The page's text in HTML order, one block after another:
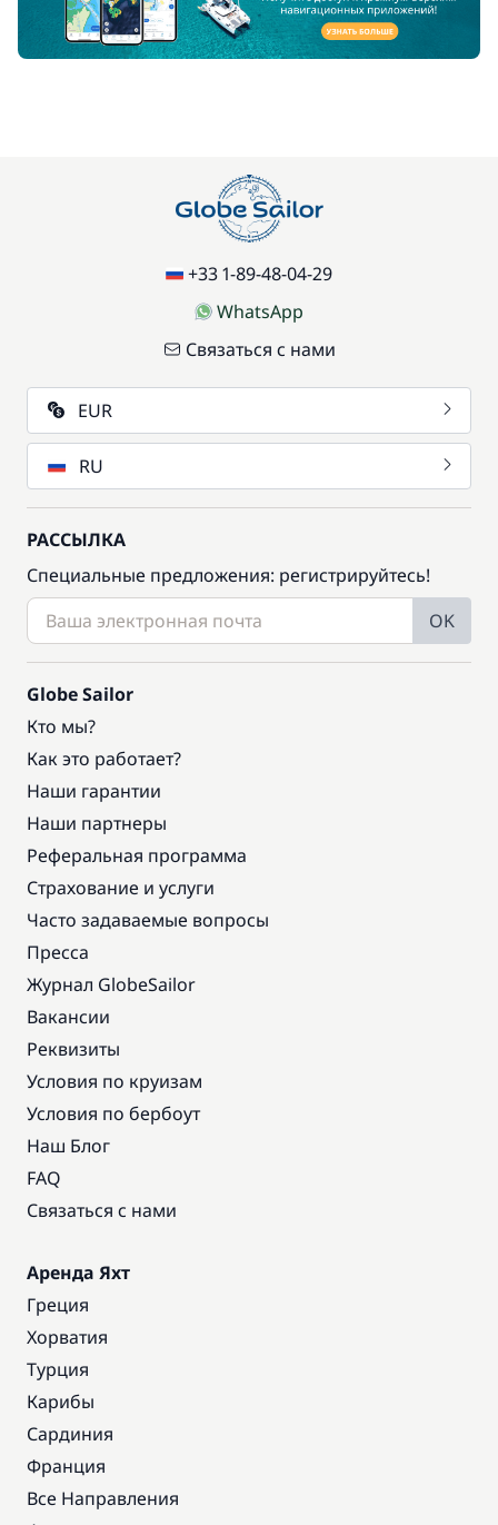
+33 1-89-48-04-29
WhatsApp
Связаться с нами
EUR
RU
РАССЫЛКА
Специальные предложения: регистрируйтесь!
OK
Globe Sailor
Кто мы?
Как это работает?
Наши гарантии
Наши партнеры
Реферальная программа
Страхование и услуги
Часто задаваемые вопросы
Пресса
Журнал GlobeSailor
Вакансии
Реквизиты
Условия по круизам
Условия по бербоут
Наш Блог
FAQ
Связаться с нами
Аренда Яхт
Греция
Хорватия
Турция
Карибы
Сардиния
Франция
Все Направления